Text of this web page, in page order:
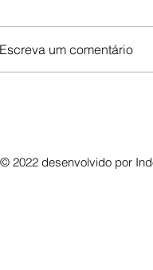
Escreva um comentário
© 2022 desenvolvido por